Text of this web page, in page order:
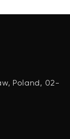
Poland, 02-